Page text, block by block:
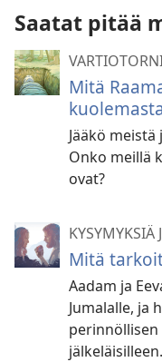
Saatat pitää
Mitä
Jääkö
Onko meillä
ovat?
KYSYMYKSIÄ
Mitä
Aadam ja
Jumalalle, ja
jälkeläisilleen.